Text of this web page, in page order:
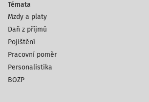
Témata
Mzdy a platy
Daň z příjmů
Pojištění
Pracovní poměr
Personalistika
BOZP